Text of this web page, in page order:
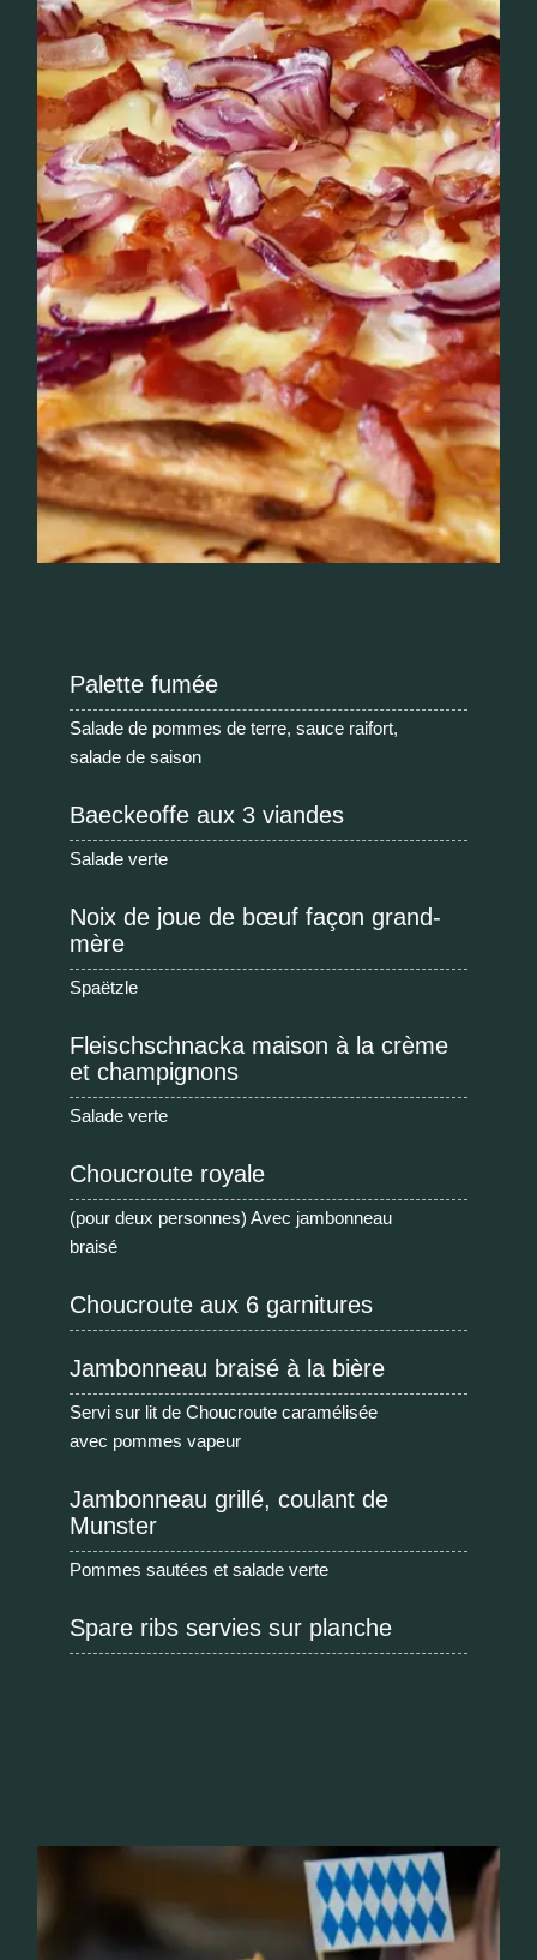
Palette fumée
Salade de pommes de terre, sauce raifort,
salade de saison
Baeckeoffe aux 3 viandes
Salade verte
Noix de joue de bœuf façon grand-
mère
Spaëtzle
Fleischschnacka maison à la crème
et champignons
Salade verte
Choucroute royale
(pour deux personnes) Avec jambonneau
braisé
Choucroute aux 6 garnitures
Jambonneau braisé à la bière
Servi sur lit de Choucroute caramélisée
avec pommes vapeur
Jambonneau grillé, coulant de
Munster
Pommes sautées et salade verte
Spare ribs servies sur planche